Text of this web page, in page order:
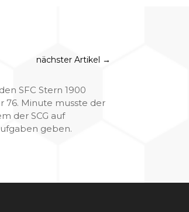
nächster Artikel →
SFC Stern 1900
76. Minute musste der
der SCG auf
geben.